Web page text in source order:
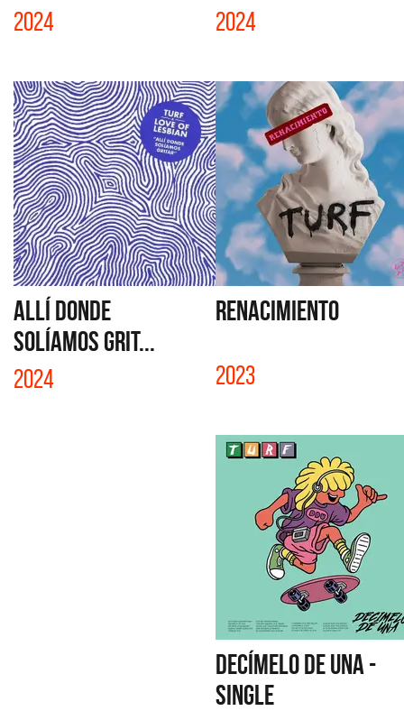
2024 2024
ALLÍ DONDE
SOLÍAMOS GRIT...
2024
RENACIMIENTO
2023
DECÍMELO DE UNA -
SINGLE